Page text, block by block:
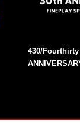
430/